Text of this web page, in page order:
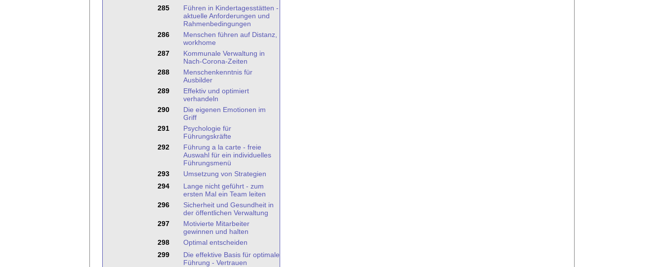
285
Führen in Kindertagesstätten -
aktuelle Anforderungen und
Rahmenbedingungen
286
Menschen führen auf Distanz,
workhome
287
Kommunale Verwaltung in
Nach-Corona-Zeiten
288
Menschenkenntnis für
Ausbilder
289
Effektiv und optimiert
verhandeln
290
Die eigenen Emotionen im
Griff
291
Psychologie für
Führungskräfte
292
Führung a la carte - freie
Auswahl für ein individuelles
Führungsmenü
293
Umsetzung von Strategien
294
Lange nicht geführt - zum
ersten Mal ein Team leiten
296
Sicherheit und Gesundheit in
der öffentlichen Verwaltung
297
Motivierte Mitarbeiter
gewinnen und halten
298
Optimal entscheiden
299
Die effektive Basis für optimale
Führung - Vertrauen